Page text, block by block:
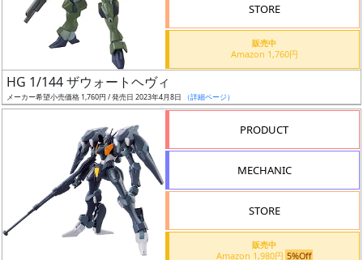
抽
選
活
STORE
販売中
Amazon 1,760円
HG 1/144 ザウォートヘヴィ
メーカー希望小売価格 1,760円 / 発売日 2023年4月8日 （詳細ページ）
PRODUCT
MECHANIC
STORE
販売中
Amazon 1,980円 5%Off